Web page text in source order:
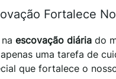
Fortalece
escovação diária do
uma tarefa de
que fortalece o